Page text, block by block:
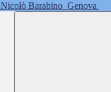
Nicolò Barabino Genova